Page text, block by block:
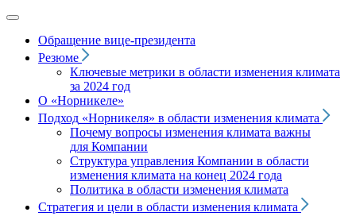
Обращение вице‑президента
Резюме
Ключевые метрики в области изменения климата
за 2024 год
О «Норникеле»
Подход «Норникеля» в области изменения климата
Почему вопросы изменения климата важны
для Компании
Структура управления Компании в области
изменения климата на конец 2024 года
Политика в области изменения климата
Стратегия и цели в области изменения климата